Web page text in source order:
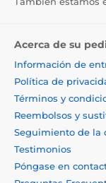
Acerca de su
Información de
Política de
Términos y
Reembolsos y
Seguimiento de la
Testimonios
Póngase en